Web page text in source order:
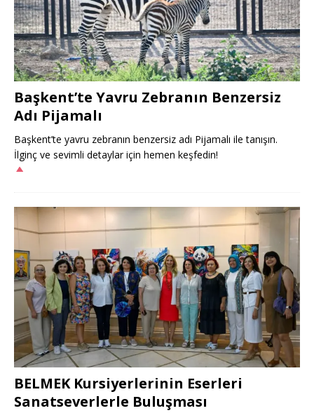
Başkent’te Yavru Zebranın Benzersiz
Adı Pijamalı
Başkent’te yavru zebranın benzersiz adı Pijamalı ile tanışın.
İlginç ve sevimli detaylar için hemen keşfedin!
BELMEK Kursiyerlerinin Eserleri
Sanatseverlerle Buluşması